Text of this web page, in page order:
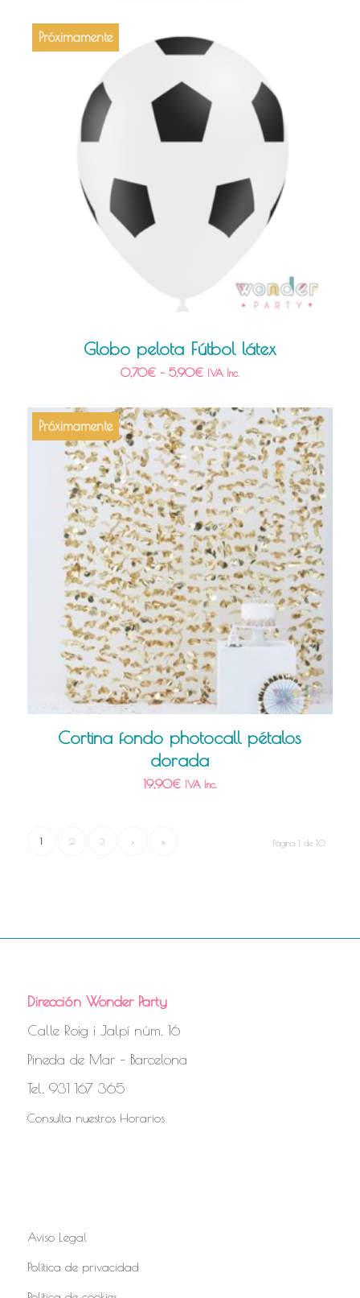
Próximamente
Globo pelota Fútbol látex
0,70€– 5,90€ IVA Inc.
Próximamente
Cortina fondo photocall pétalos
dorada
19,90€ IVA Inc.
Página 1 de 10
1 2 3 › »
Dirección Wonder Party
Calle Roig i Jalpí núm. 16
Pineda de Mar – Barcelona
Tel. 931 167 365
Consulta nuestros Horarios
Aviso Legal
Política de privacidad